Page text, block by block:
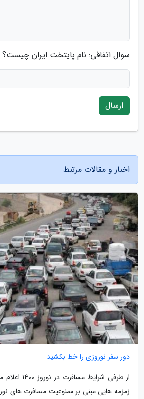
سوال اتفاقی: نام پایتخت ایران چیست؟
ارسال
اخبار و مقالات مرتبط
دور سفر نوروزی را خط بکشید
از طرفی شرایط
زمزمه هایی مبنی بر ممنوعیت مسافرت های